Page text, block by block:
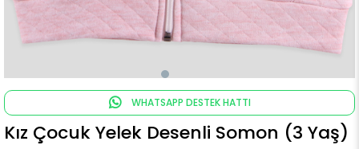
WHATSAPP DESTEK HATTI
Kız Çocuk Yelek Desenli Somon (3 Yaş)